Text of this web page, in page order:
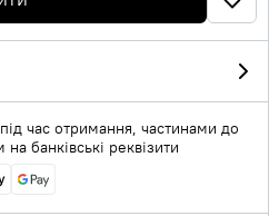
час отримання, частинами до
банківські реквізити